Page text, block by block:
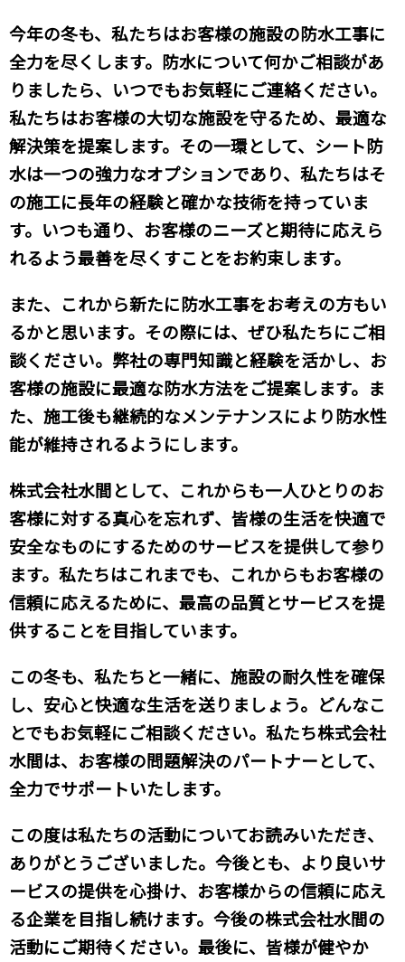
今年の冬も、私たちはお客様の施設の防水工事に
全力を尽くします。防水について何かご相談があ
りましたら、いつでもお気軽にご連絡ください。
私たちはお客様の大切な施設を守るため、最適な
解決策を提案します。その一環として、シート防
水は一つの強力なオプションであり、私たちはそ
の施工に長年の経験と確かな技術を持っていま
す。いつも通り、お客様のニーズと期待に応えら
れるよう最善を尽くすことをお約束します。
また、これから新たに防水工事をお考えの方もい
るかと思います。その際には、ぜひ私たちにご相
談ください。弊社の専門知識と経験を活かし、お
客様の施設に最適な防水方法をご提案します。ま
た、施工後も継続的なメンテナンスにより防水性
能が維持されるようにします。
株式会社水間として、これからも一人ひとりのお
客様に対する真心を忘れず、皆様の生活を快適で
安全なものにするためのサービスを提供して参り
ます。私たちはこれまでも、これからもお客様の
信頼に応えるために、最高の品質とサービスを提
供することを目指しています。
この冬も、私たちと一緒に、施設の耐久性を確保
し、安心と快適な生活を送りましょう。どんなこ
とでもお気軽にご相談ください。私たち株式会社
水間は、お客様の問題解決のパートナーとして、
全力でサポートいたします。
この度は私たちの活動についてお読みいただき、
ありがとうございました。今後とも、より良いサ
ービスの提供を心掛け、お客様からの信頼に応え
る企業を目指し続けます。今後の株式会社水間の
活動にご期待ください。最後に、皆様が健やか